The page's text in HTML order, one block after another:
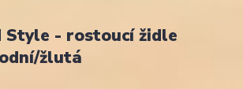
Style - rostoucí židle
žlutá